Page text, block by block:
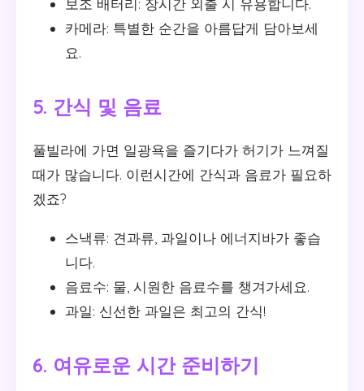
보조 배터리: 장시간 외출 시 유용합니다.
카메라: 특별한 순간을 아름답게 담아보세
요.
5. 간식 및 음료
풀빌라에 가면 일광욕을 즐기다가 허기가 느껴질
때가 많습니다. 이런시간에 간식과 음료가 필요하
겠죠?
스낵류: 견과류, 과일이나 에너지바가 좋습
니다.
음료수: 물, 시원한 음료수를 챙겨가세요.
과일: 신선한 과일은 최고의 간식!
6. 여유로운 시간 준비하기